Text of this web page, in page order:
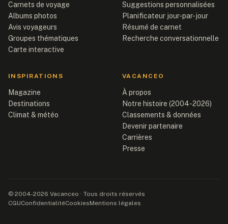
Carnets de voyage
Albums photos
Avis voyageurs
Groupes thématiques
Carte interactive
Suggestions personnalisées
Planificateur jour-par-jour
Résumé de carnet
Recherche conversationnelle
INSPIRATIONS
Magazine
Destinations
Climat & météo
VACANCEO
À propos
Notre histoire (2004-2026)
Classements & données
Devenir partenaire
Carrières
Presse
© 2004-2026 Vacanceo · Tous droits réservés
CGUConfidentialitéCookiesMentions légales